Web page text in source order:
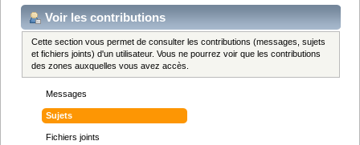
Voir les contributions
Cette section vous permet de consulter les contributions (messages, sujets
et fichiers joints) d'un utilisateur. Vous ne pourrez voir que les contributions
des zones auxquelles vous avez accès.
Messages
Sujets
Fichiers joints